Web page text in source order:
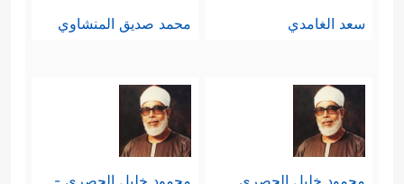
سعد الغامدي محمد صديق المنشاوي
محمود خليل الحصري
محمود خليل الحصري -